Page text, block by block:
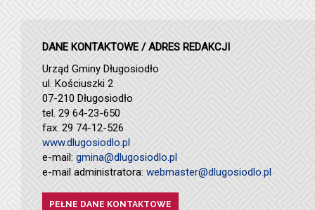
DANE KONTAKTOWE / ADRES REDAKCJI
Urząd Gminy Długosiodło
ul. Kościuszki 2
07-210 Długosiodło
tel. 29 64-23-650
fax. 29 74-12-526
www.dlugosiodlo.pl
e-mail: gmina@dlugosiodlo.pl
e-mail administratora: webmaster@dlugosiodlo.pl
PEŁNE DANE KONTAKTOWE